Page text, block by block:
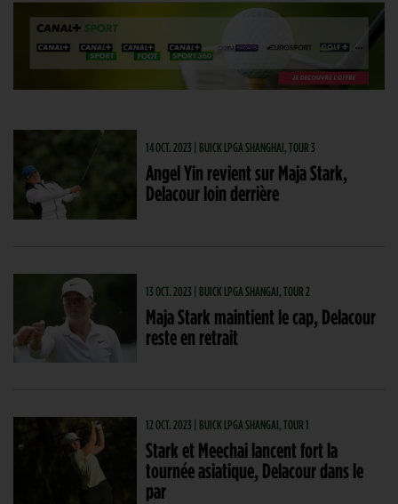
14 OCT. 2023 | BUICK LPGA SHANGHAI, TOUR 3
Angel Yin revient sur Maja Stark,
Delacour loin derrière
13 OCT. 2023 | BUICK LPGA SHANGAI, TOUR 2
Maja Stark maintient le cap, Delacour
reste en retrait
12 OCT. 2023 | BUICK LPGA SHANGAI, TOUR 1
Stark et Meechai lancent fort la
tournée asiatique, Delacour dans le
par